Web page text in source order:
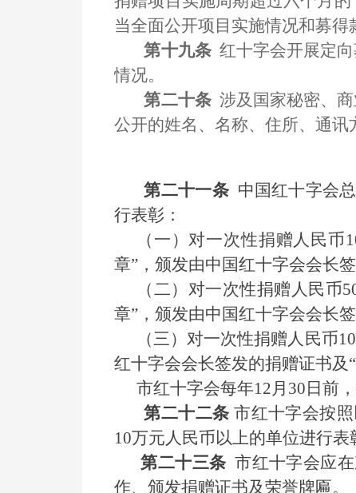
当全面公开项目实施情况和募得
第十九条 红十字会开展定
情况。
第二十条 涉及国家秘密、
公开的姓名、名称、住所、通讯
第二十一条 中国红十字会
行表彰：
（一）对一次性捐赠人民币
章”，颁发由中国红十字会会长
（二）对一次性捐赠人民币
章”，颁发由中国红十字会会长
（三）对一次性捐赠人民币
红十字会会长签发的捐赠证书及“
市红十字会每年12月30日前，
第二十二条 市红十字会按
10万元人民币以上的单位进行表
第二十三条 市红十字会应在
作、颁发捐赠证书及荣誉牌匾。